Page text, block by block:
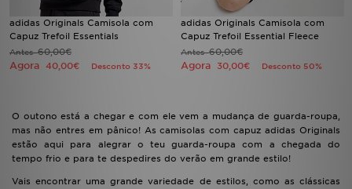
adidas Originals Camisola com
Capuz Trefoil Essentials
Antes60,00€
Agora 40,00€ Desconto 33%
adidas Originals Camisola com
Capuz Trefoil Essential Fleece
Antes60,00€
Agora 30,00€ Desconto 50%
O outono está a chegar e com ele vem a mudança de guarda-roupa,
mas não entres em pânico! As camisolas com capuz adidas Originals
estão aqui para alegrar o teu guarda-roupa com a chegada do
tempo frio e para te despedires do verão em grande estilo!
Vais encontrar uma grande variedade de estilos, como as clássicas